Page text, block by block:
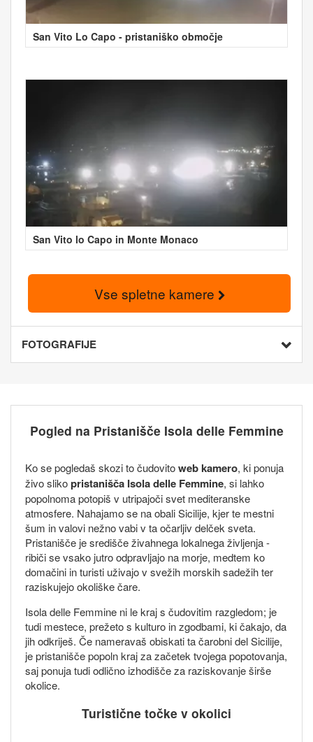
San Vito Lo Capo - pristaniško območje
San Vito lo Capo in Monte Monaco
Vse spletne kamere
FOTOGRAFIJE
Pogled na Pristanišče Isola delle Femmine
Ko se pogledaš skozi to čudovitoweb kamero, ki ponuja
živo slikopristanišča Isola delle Femmine, si lahko
popolnoma potopiš v utripajoči svet mediteranske
atmosfere. Nahajamo se na obali Sicilije, kjer te mestni
šum in valovi nežno vabi v ta očarljiv delček sveta.
Pristanišče je središče živahnega lokalnega življenja -
ribiči se vsako jutro odpravljajo na morje, medtem ko
domačini in turisti uživajo v svežih morskih sadežih ter
raziskujejo okoliške čare.
Isola delle Femmine ni le kraj s čudovitim razgledom; je
tudi mestece, prežeto s kulturo in zgodbami, ki čakajo, da
jih odkriješ. Če nameravaš obiskati ta čarobni del Sicilije,
je pristanišče popoln kraj za začetek tvojega popotovanja,
saj ponuja tudi odlično izhodišče za raziskovanje širše
okolice.
Turistične točke v okolici